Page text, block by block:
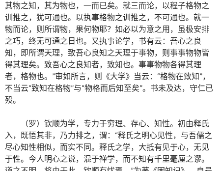
其物之知，其为物也，一而已矣。就三而论，以程子格物之
训推之，犹可通也。以执事格物之训推之，不可通也。就一
物而论，则所谓物，果何物耶？如必以为意之用，虽极安排
之巧，终无可通之日也。又执事论学，书有云：吾心之良
知，即所谓天理，致吾心良知之天理于事物，则事事物物皆
得其理矣。致吾心之良知者，致知也。事事物物各得其理
者，格物也。”审如所言，则《大学》当云：“格物在致知”，
不当云“致知在格物”与“物格而后知至矣”。书未及达，守仁已
殁。
（罗）钦顺为学，专力于穷理、存心、知性。初由释氏
入，既悟其非，乃力排之，谓：“释氏之明心见性，与吾儒之
尽心知性相似，而实不同。释氏之学，大抵有见于心，无见
于性。今人明心之说，混于禅学，而不知有千里毫厘之谬。